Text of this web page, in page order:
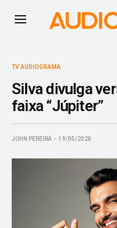
TV AUDIOGRAMA
Silva divulga
faixa “Júpiter”
JOHN PEREIRA 19/05/2020